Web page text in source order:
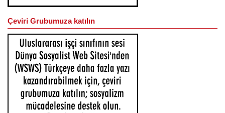
Çeviri Grubumuza katılın